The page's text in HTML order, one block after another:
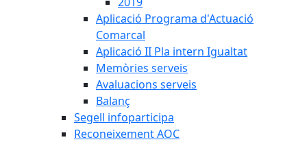
Aplicació Programa d'Actuació
Comarcal
Aplicació II Pla intern Igualtat
Memòries serveis
Avaluacions serveis
Balanç
Segell infoparticipa
Reconeixement AOC